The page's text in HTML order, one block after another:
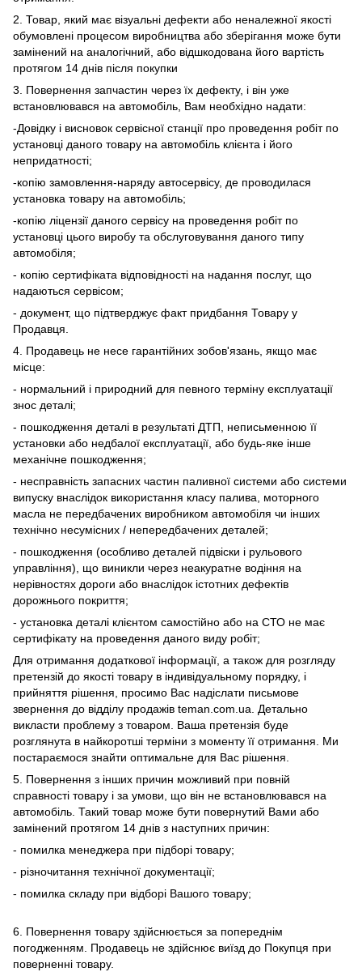
2. Товар, який має візуальні дефекти або неналежної якості
обумовлені процесом виробництва або зберігання може бути
замінений на аналогічний, або відшкодована його вартість
протягом 14 днів після покупки
3. Повернення запчастин через їх дефекту, і він уже
встановлювався на автомобіль, Вам необхідно надати:
-Довідку і висновок сервісної станції про проведення робіт по
установці даного товару на автомобіль клієнта і його
непридатності;
-копію замовлення-наряду автосервісу, де проводилася
установка товару на автомобіль;
-копію ліцензії даного сервісу на проведення робіт по
установці цього виробу та обслуговування даного типу
автомобіля;
- копію сертифіката відповідності на надання послуг, що
надаються сервісом;
- документ, що підтверджує факт придбання Товару у
Продавця.
4. Продавець не несе гарантійних зобов'язань, якщо має
місце:
- нормальний і природний для певного терміну експлуатації
знос деталі;
- пошкодження деталі в результаті ДТП, неписьменною її
установки або недбалої експлуатації, або будь-яке інше
механічне пошкодження;
- несправність запасних частин паливної системи або системи
випуску внаслідок використання класу палива, моторного
масла не передбачених виробником автомобіля чи інших
технічно несумісних / непередбачених деталей;
- пошкодження (особливо деталей підвіски і рульового
управління), що виникли через неакуратне водіння на
нерівностях дороги або внаслідок істотних дефектів
дорожнього покриття;
- установка деталі клієнтом самостійно або на СТО не має
сертифікату на проведення даного виду робіт;
Для отримання додаткової інформації, а також для розгляду
претензій до якості товару в індивідуальному порядку, і
прийняття рішення, просимо Вас надіслати письмове
звернення до відділу продажів teman.com.ua. Детально
викласти проблему з товаром. Ваша претензія буде
розглянута в найкоротші терміни з моменту її отримання. Ми
постараємося знайти оптимальне для Вас рішення.
5. Повернення з інших причин можливий при повній
справності товару і за умови, що він не встановлювався на
автомобіль. Такий товар може бути повернутий Вами або
замінений протягом 14 днів з наступних причин:
- помилка менеджера при підборі товару;
- різночитання технічної документації;
- помилка складу при відборі Вашого товару;
6. Повернення товару здійснюється за попереднім
погодженням. Продавець не здійснює виїзд до Покупця при
поверненні товару.